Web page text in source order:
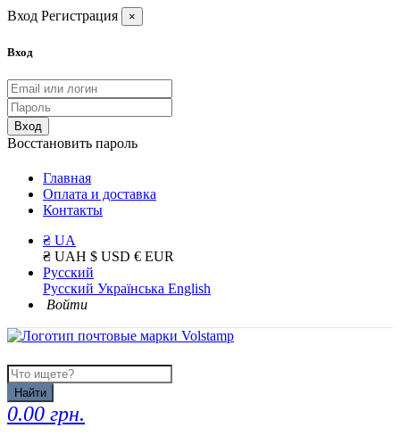
Вход Регистрация ×
Вход
Вход
Восстановить пароль
Главная
Оплата и доставка
Контакты
₴ UA
₴ UAH $ USD € EUR
Русский
Русский Українська English
Войти
Найти
0.00 грн.